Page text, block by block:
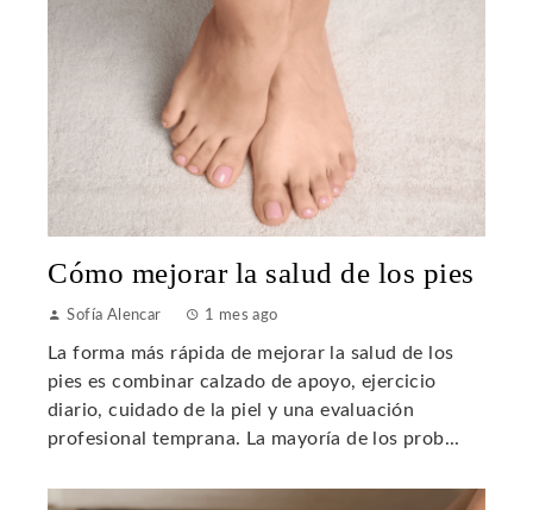
Cómo mejorar la salud de los pies
Sofía Alencar 1 mes ago
La forma más rápida de mejorar la salud de los
pies es combinar calzado de apoyo, ejercicio
diario, cuidado de la piel y una evaluación
profesional temprana. La mayoría de los prob...